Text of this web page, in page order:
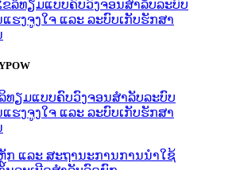
ທຽມແບບຄົບວົງຈອນສຳລັບລະບົບ
ແຮງຈູງໃຈ ແລະ ລະບົບເກັບຮັກສາ